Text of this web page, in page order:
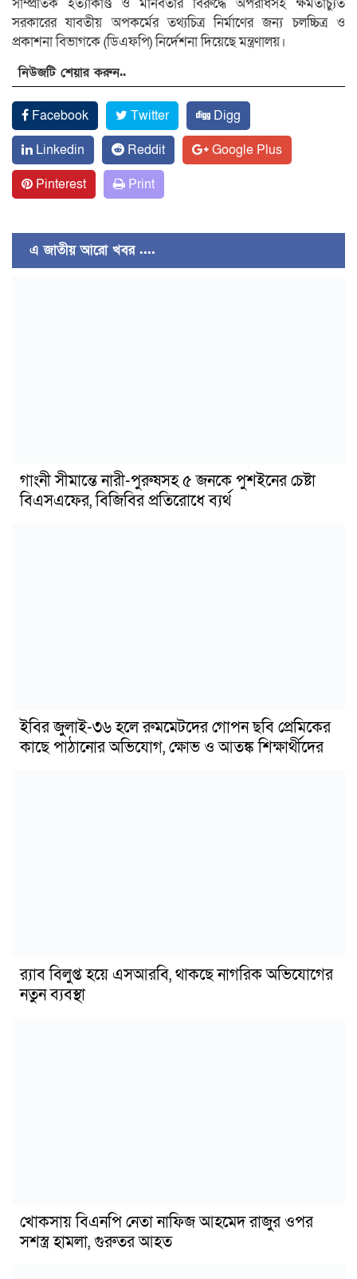
সরকারের যাবতীয় অপকর্মের তথ্যচিত্র নির্মাণের জন্য চলচ্চিত্র ও
প্রকাশনা বিভাগকে (ডিএফপি) নির্দেশনা দিয়েছে মন্ত্রণালয়।
নিউজটি শেয়ার করুন..
Facebook Twitter
Digg
Linkedin
Reddit
Google Plus
Pinterest
Print
এ জাতীয় আরো খবর ....
গাংনী সীমান্তে নারী-পুরুষসহ ৫ জনকে পুশইনের চেষ্টা
বিএসএফের, বিজিবির প্রতিরোধে ব্যর্থ
ইবির জুলাই-৩৬ হলে রুমমেটদের গোপন ছবি প্রেমিকের
কাছে পাঠানোর অভিযোগ, ক্ষোভ ও আতঙ্ক শিক্ষার্থীদের
র‍্যাব বিলুপ্ত হয়ে এসআরবি, থাকছে নাগরিক অভিযোগের
নতুন ব্যবস্থা
খোকসায় বিএনপি নেতা নাফিজ আহমেদ রাজুর ওপর
সশস্ত্র হামলা, গুরুতর আহত